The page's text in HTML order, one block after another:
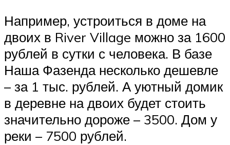
Например, устроиться в доме на
двоих в River Village можно за 1600
рублей в сутки с человека. В базе
Наша Фазенда несколько дешевле
– за 1 тыс. рублей. А уютный домик
в деревне на двоих будет стоить
значительно дороже – 3500. Дом у
реки – 7500 рублей.